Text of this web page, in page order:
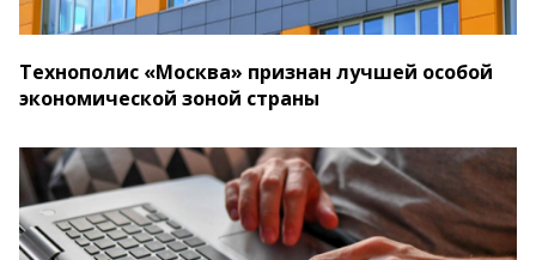
Технополис «Москва» признан лучшей особой
экономической зоной страны